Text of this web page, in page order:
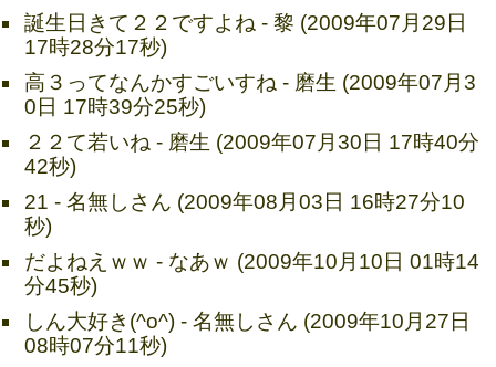
誕生日きて２２ですよね - 黎 (2009年07月29日
17時28分17秒)
高３ってなんかすごいすね - 磨生 (2009年07月3
0日 17時39分25秒)
２２て若いね - 磨生 (2009年07月30日 17時40分
42秒)
21 - 名無しさん (2009年08月03日 16時27分10
秒)
だよねえｗｗ - なあｗ (2009年10月10日 01時14
分45秒)
しん大好き(^o^) - 名無しさん (2009年10月27日
08時07分11秒)